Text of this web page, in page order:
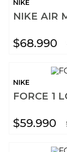
NIKE
NIKE AIR
$68.990
NIKE
FORCE 1
$59.990